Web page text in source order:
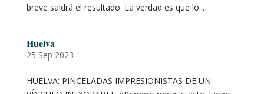
breve saldrá el resultado. La verdad es que lo...
Huelva
25 Sep 2023
HUELVA: PINCELADAS IMPRESIONISTAS DE UN